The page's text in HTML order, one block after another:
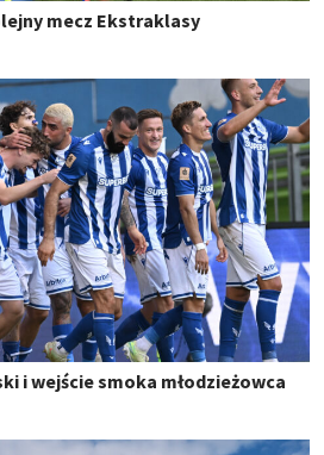
mecz Ekstraklasy
i wejście smoka młodzieżowca